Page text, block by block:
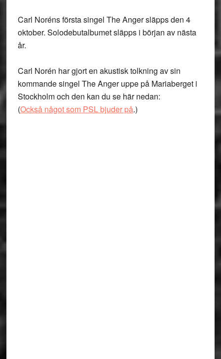
Carl Noréns första singel The Anger släpps den 4
oktober. Solodebutalbumet släpps i början av nästa
år.
Carl Norén har gjort en akustisk tolkning av sin
kommande singel The Anger uppe på Mariaberget i
Stockholm och den kan du se här nedan:
(Också något som PSL bjuder på.)